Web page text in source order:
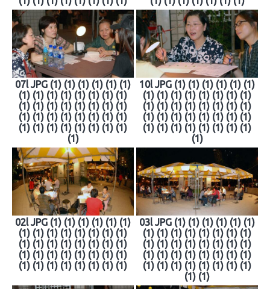
07l JPG (1) (1) (1) (1) (1) (1)
(1) (1) (1) (1) (1) (1) (1) (1)
(1) (1) (1) (1) (1) (1) (1) (1)
(1) (1) (1) (1) (1) (1) (1) (1)
(1) (1) (1) (1) (1) (1) (1) (1)
(1)
10l JPG (1) (1) (1) (1) (1) (1)
(1) (1) (1) (1) (1) (1) (1) (1)
(1) (1) (1) (1) (1) (1) (1) (1)
(1) (1) (1) (1) (1) (1) (1) (1)
(1) (1) (1) (1) (1) (1) (1) (1)
(1)
02l JPG (1) (1) (1) (1) (1) (1)
(1) (1) (1) (1) (1) (1) (1) (1)
(1) (1) (1) (1) (1) (1) (1) (1)
(1) (1) (1) (1) (1) (1) (1) (1)
(1) (1) (1) (1) (1) (1) (1) (1)
03l JPG (1) (1) (1) (1) (1) (1)
(1) (1) (1) (1) (1) (1) (1) (1)
(1) (1) (1) (1) (1) (1) (1) (1)
(1) (1) (1) (1) (1) (1) (1) (1)
(1) (1) (1) (1) (1) (1) (1) (1)
(1) (1)